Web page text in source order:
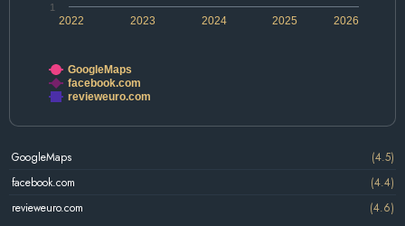
2022 2024 2026
2023 2025
1
GoogleMaps
facebook.com
revieweuro.com
GoogleMaps
(4.5)
facebook.com
(4.4)
revieweuro.com
(4.6)